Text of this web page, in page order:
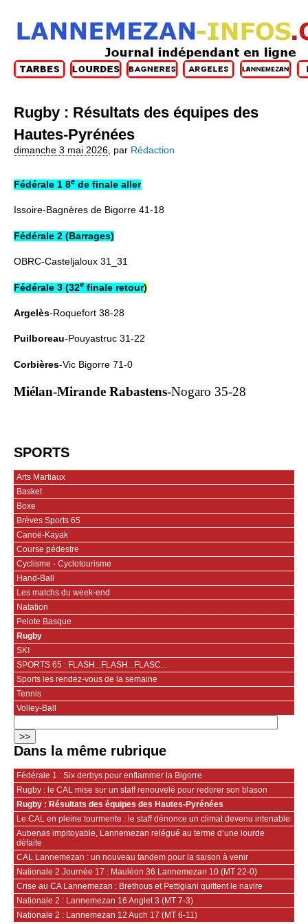
Rugby : Résultats des équipes des
Hautes-Pyrénées
dimanche 3 mai 2026 par Rédaction
Fédérale 1 8e de finale aller
Issoire-Bagnères de Bigorre 41-18
Fédérale 2 (Barrages)
OBRC-Casteljaloux 31_31
Fédérale 3 (32e finale retour)
Argelès-Roquefort 38-28
Puilboreau-Pouyastruc 31-22
Corbières-Vic Bigorre 71-0
Miélan-Mirande Rabastens-Nogaro 35-28
SPORTS
Arts Martiaux
Basket
Boxe
Brèves Sports 65
Canoë-Kayak
Course pédestre
Cyclisme - Cyclotourisme
Hand-Ball
Les matchs du week-end
Natation
Pelote Basque
Rugby
SKI
SPORTS 65 : FLASH...FLASH...FLASC...
Sports les rendez-vous de la semaine
Tennis
Volley-Ball
Dans la même rubrique
Fédérale 1 : Six derbys pour enflammer la Bigorre
Rugby : le CAL mise sur un staff renouvelé pour redorer son blason
Rugby : Résultats des équipes des Hautes-Pyrénées
Le CAL en pleine tourmente : le staff dénonce un climat devenu intenable
Aubenas impitoyable, Lannemezan relégué au terme d’une lourde
défaite
CAL Lannemezan : un nouveau tandem pour la saison à venir
Nationale 2 Journée 17 : Mauléon 36 Lannemezan 10 (MT 22-0)
Crise au CA Lannemezan : Brethous et Pettigiani quittent le navire
Nationale 2 : Lannemezan 16 Anglet 3 (MT 7-3)
Nationale 2 : Lannemezan 12 Auch 17 (MT 6-11)